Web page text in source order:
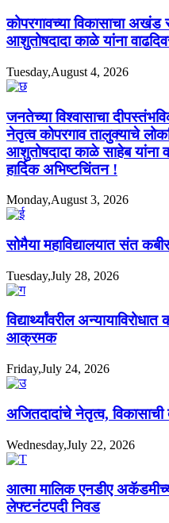
कोपरगावच्या विकासाचा अखंड
आशुतोषदादा काळे यांना
Tuesday,August 4, 2026
जनतेच्या विश्वासाचा
नेतृत्व कोपरगाव तालुक्याचे
आशुतोषदादा काळे साहेब यांना
हार्दिक अभिष्टचिंतन !
Monday,August 3, 2026
सोमैया महाविद्यालयात संत
Tuesday,July 28, 2026
विद्यार्थ्यांवरील
आक्रमक
Friday,July 24, 2026
अजितदादांचे नेतृत्व, विकासाची
Wednesday,July 22, 2026
आत्मा मालिक एनडीए
लेफ्टनंटपदी निवड